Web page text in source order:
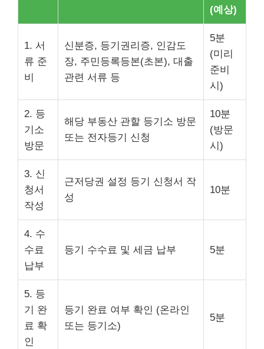
(예상)
1. 서
류 준
비
신분증, 등기권리증, 인감도
장, 주민등록등본(초본), 대출
관련 서류 등
5분
(미리
준비
시)
2. 등
기소
방문
해당 부동산 관할 등기소 방문
또는 전자등기 신청
10분
(방문
시)
3. 신
청서
작성
근저당권 설정 등기 신청서 작
성
10분
4. 수
수료
납부
등기 수수료 및 세금 납부 5분
5. 등
기 완
료 확
인
등기 완료 여부 확인 (온라인
또는 등기소)
5분